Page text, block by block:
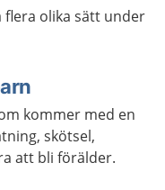
olika sätt under
kommer med en
skötsel,
att bli förälder.